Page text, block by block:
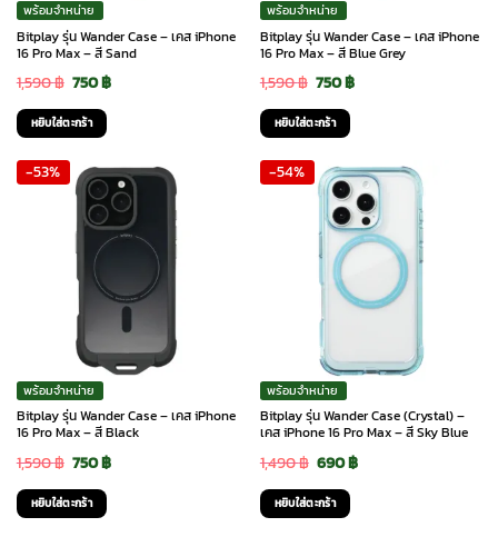
พร้อมจำหน่าย
Bitplay รุ่น Wander Case – เคส iPhone
16 Pro Max – สี Sand
1,590฿ Original
price
was:
1,590 ฿.
750฿Current
750 ฿.
หยิบใส่ตะกร้า
พร้อมจำหน่าย
Bitplay รุ่น Wander Case – เคส iPhone
16 Pro Max – สี Blue Grey
1,590฿ Original
price
was:
1,590 ฿.
750฿Current
750 ฿.
หยิบใส่ตะกร้า
-53%
พร้อมจำหน่าย
Bitplay รุ่น Wander Case – เคส iPhone
16 Pro Max – สี Black
1,590฿ Original
price
was:
750฿Current
หยิบใส่ตะกร้า
-54%
พร้อมจำหน่าย
Bitplay รุ่น Wander Case (Crystal) –
เคส iPhone 16 Pro Max – สี Sky Blue
1,490฿ Original
price
was:
690฿Current
หยิบใส่ตะกร้า